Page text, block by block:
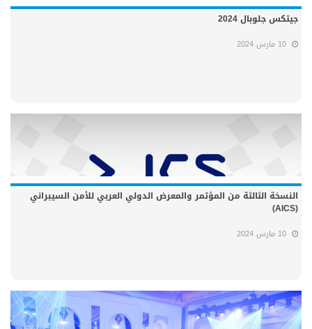
جيتكس جلوبال 2024
10 مارس 2024
النسخة الثالثة من المؤتمر والمعرض الدولي العربي للأمن السيبراني
(AICS)
10 مارس 2024